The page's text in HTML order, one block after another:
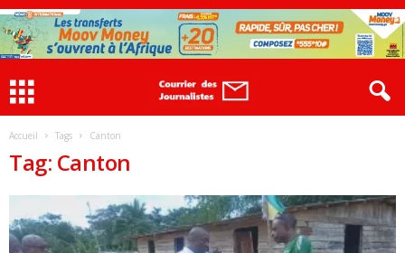
Accueil Tags Canton
Tag: Canton